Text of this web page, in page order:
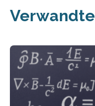
Verwandte